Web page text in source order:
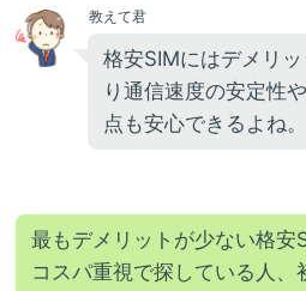
教えて君
格安SIMにはデメリ
り通信速度の安定性
点も安心できるよね。
最もデメリットが少ない格安
コスパ重視で探している人、